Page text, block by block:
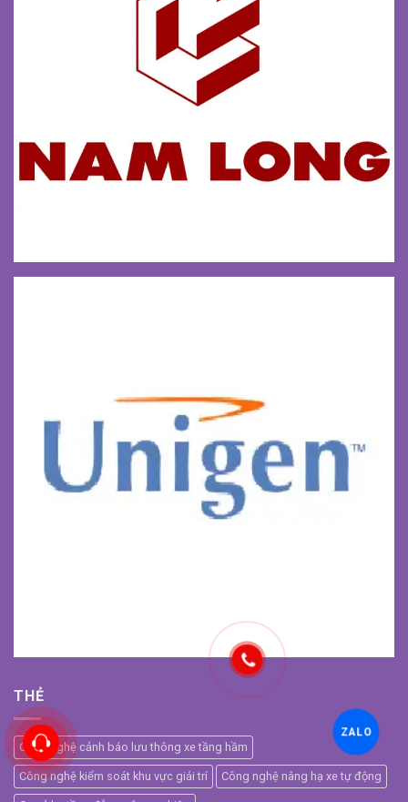
THẺ
Công nghệ cảnh báo lưu thông xe tầng hầm
Công nghệ kiểm soát khu vực giải trí Công nghệ nâng hạ xe tự động
ZALO